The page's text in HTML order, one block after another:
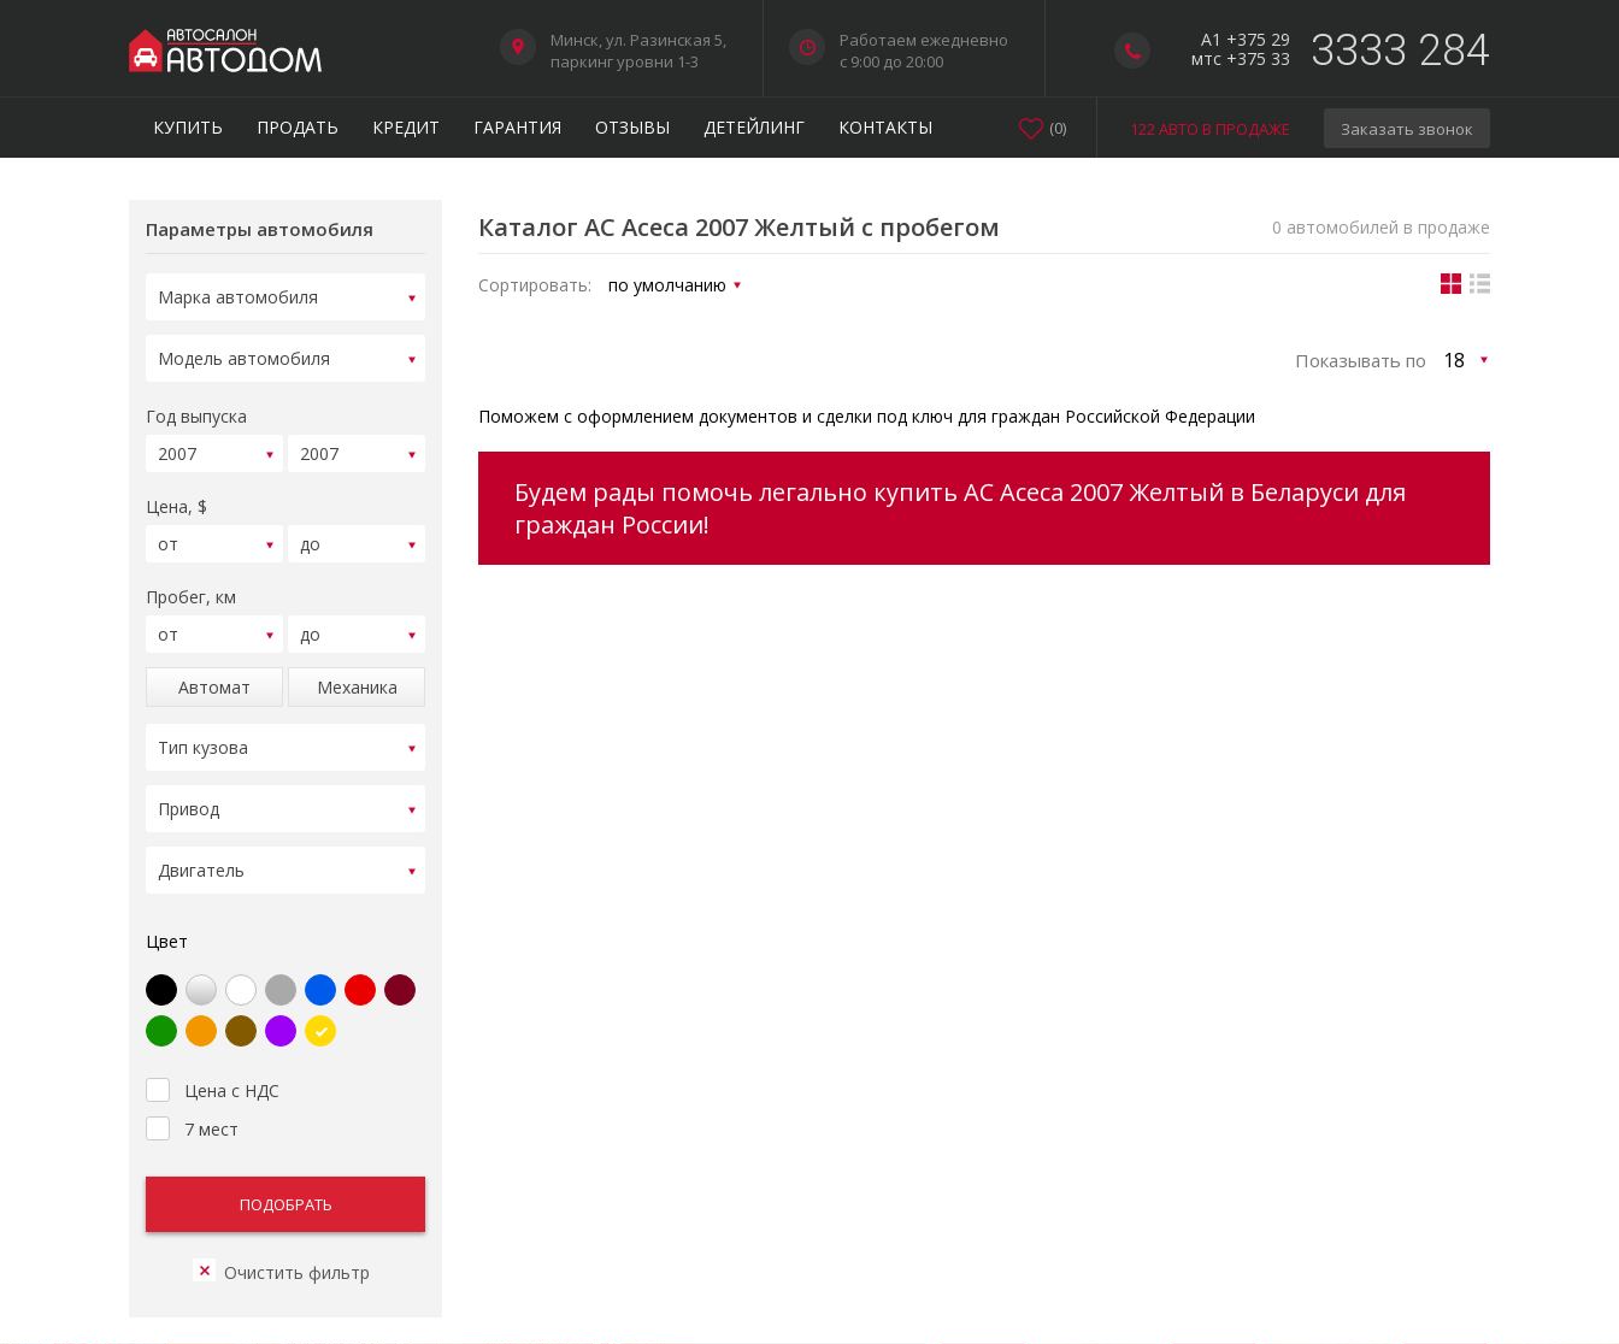
A1 +375 29
мтс +375 33
3333 284
Минск, ул. Разинская 5,
паркинг уровни 1-3
Работаем ежедневно
c 9:00 до 20:00
КУПИТЬ ПРОДАТЬ КРЕДИТ ГАРАНТИЯ ОТЗЫВЫ ДЕТЕЙЛИНГ КОНТАКТЫ 122 АВТО В ПРОДАЖЕ Заказать звонок
(0)
Параметры автомобиля
Год выпуска
Цена, $
Пробег, км
Автомат Механика
Цвет
Цена с НДС
7 мест
Каталог AC Aceca 2007 Желтый с пробегом 0 автомобилей в продаже
Сортировать:
Показывать по
Поможем с оформлением документов и сделки под ключ для граждан Российской Федерации
Будем рады помочь легально купить AC Aceca 2007 Желтый в Беларуси для
граждан России!